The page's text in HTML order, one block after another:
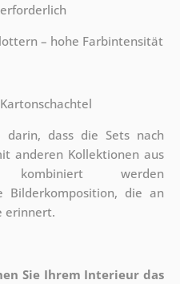
– hohe Farbintensität
dass die Sets nach
anderen Kollektionen aus
werden
Bilderkomposition, die an
erinnert.
Sie Ihrem Interieur das